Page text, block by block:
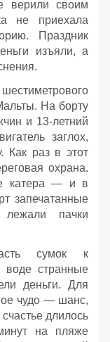
верили своим
не приехала
Праздник
изъяли, а
На борту
и 13‑летний
заглох,
Как раз в этот
охрана.
катера — и в
запечатанные
пачки
сумок к
воде странные
деньги. Для
чудо — шанс,
длилось
на пляже